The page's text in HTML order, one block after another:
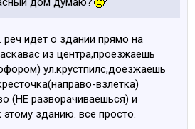
идет о здании прямо на
из центра,проезжаешь
ул.крустпилс,доезжаешь
взлетка)
(НЕ разворачиваешься) и
зданию. все просто.